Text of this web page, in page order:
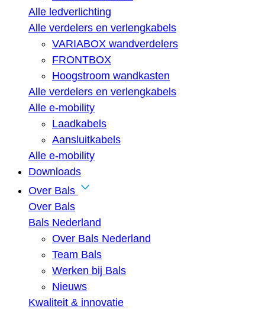
Alle ledverlichting
Alle verdelers en verlengkabels
VARIABOX wandverdelers
FRONTBOX
Hoogstroom wandkasten
Alle verdelers en verlengkabels
Alle e-mobility
Laadkabels
Aansluitkabels
Alle e-mobility
Downloads
Over Bals
Over Bals
Bals Nederland
Over Bals Nederland
Team Bals
Werken bij Bals
Nieuws
Kwaliteit & innovatie